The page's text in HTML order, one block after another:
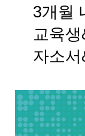
3개월
교육
자소